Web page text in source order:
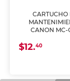
CARTUCHO
CANON MC-
$12.40